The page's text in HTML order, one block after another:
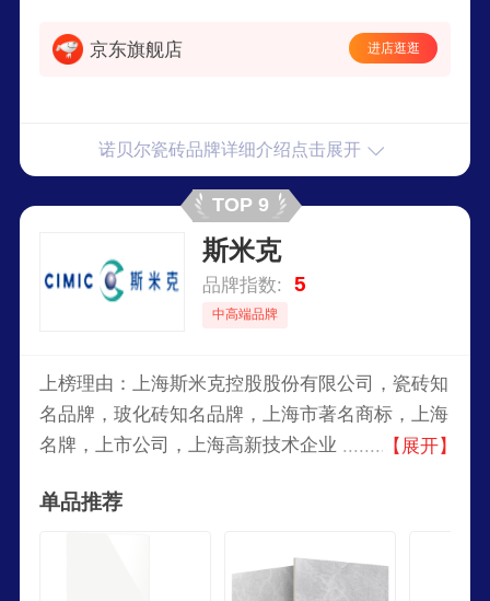
京东旗舰店 进店逛逛
诺贝尔瓷砖品牌详细介绍点击展开
TOP 9
斯米克
品牌指数: 5
中高端品牌
上榜理由：上海斯米克控股股份有限公司，瓷砖知
名品牌，玻化砖知名品牌，上海市著名商标，上海
名牌，上市公司，上海高新技术企业，专业生产和
【展开】
单品推荐